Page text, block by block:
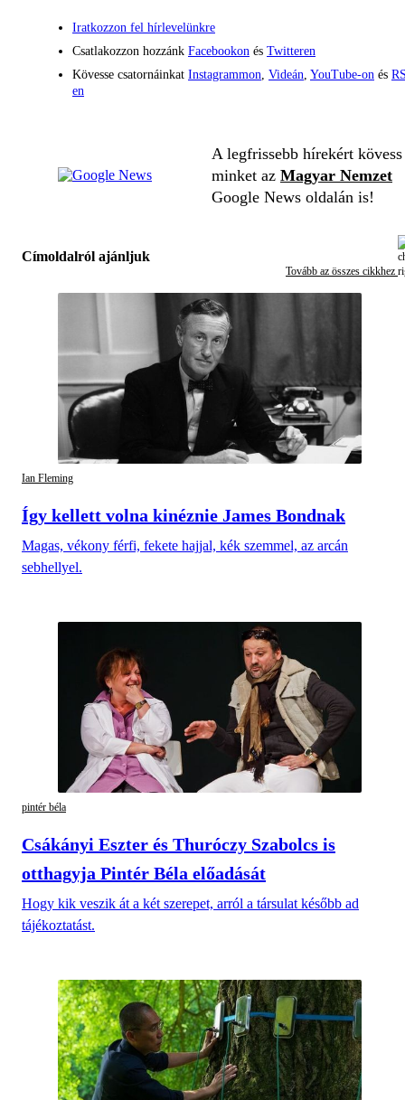
Iratkozzon fel hírlevelünkre
Csatlakozzon hozzánk Facebookon és Twitteren
Kövesse csatornáinkat Instagrammon Videán YouTube-on és
en
A legfrissebb hírekért kövess
minket az Magyar Nemzet
Google News oldalán is!
Címoldalról ajánljuk
Tovább az összes cikkhez
Ian Fleming
Így kellett volna kinéznie James Bondnak
Magas, vékony férfi, fekete hajjal, kék szemmel, az arcán
sebhellyel.
pintér béla
Csákányi Eszter és Thuróczy Szabolcs is
otthagyja Pintér Béla előadását
Hogy kik veszik át a két szerepet, arról a társulat később ad
tájékoztatást.